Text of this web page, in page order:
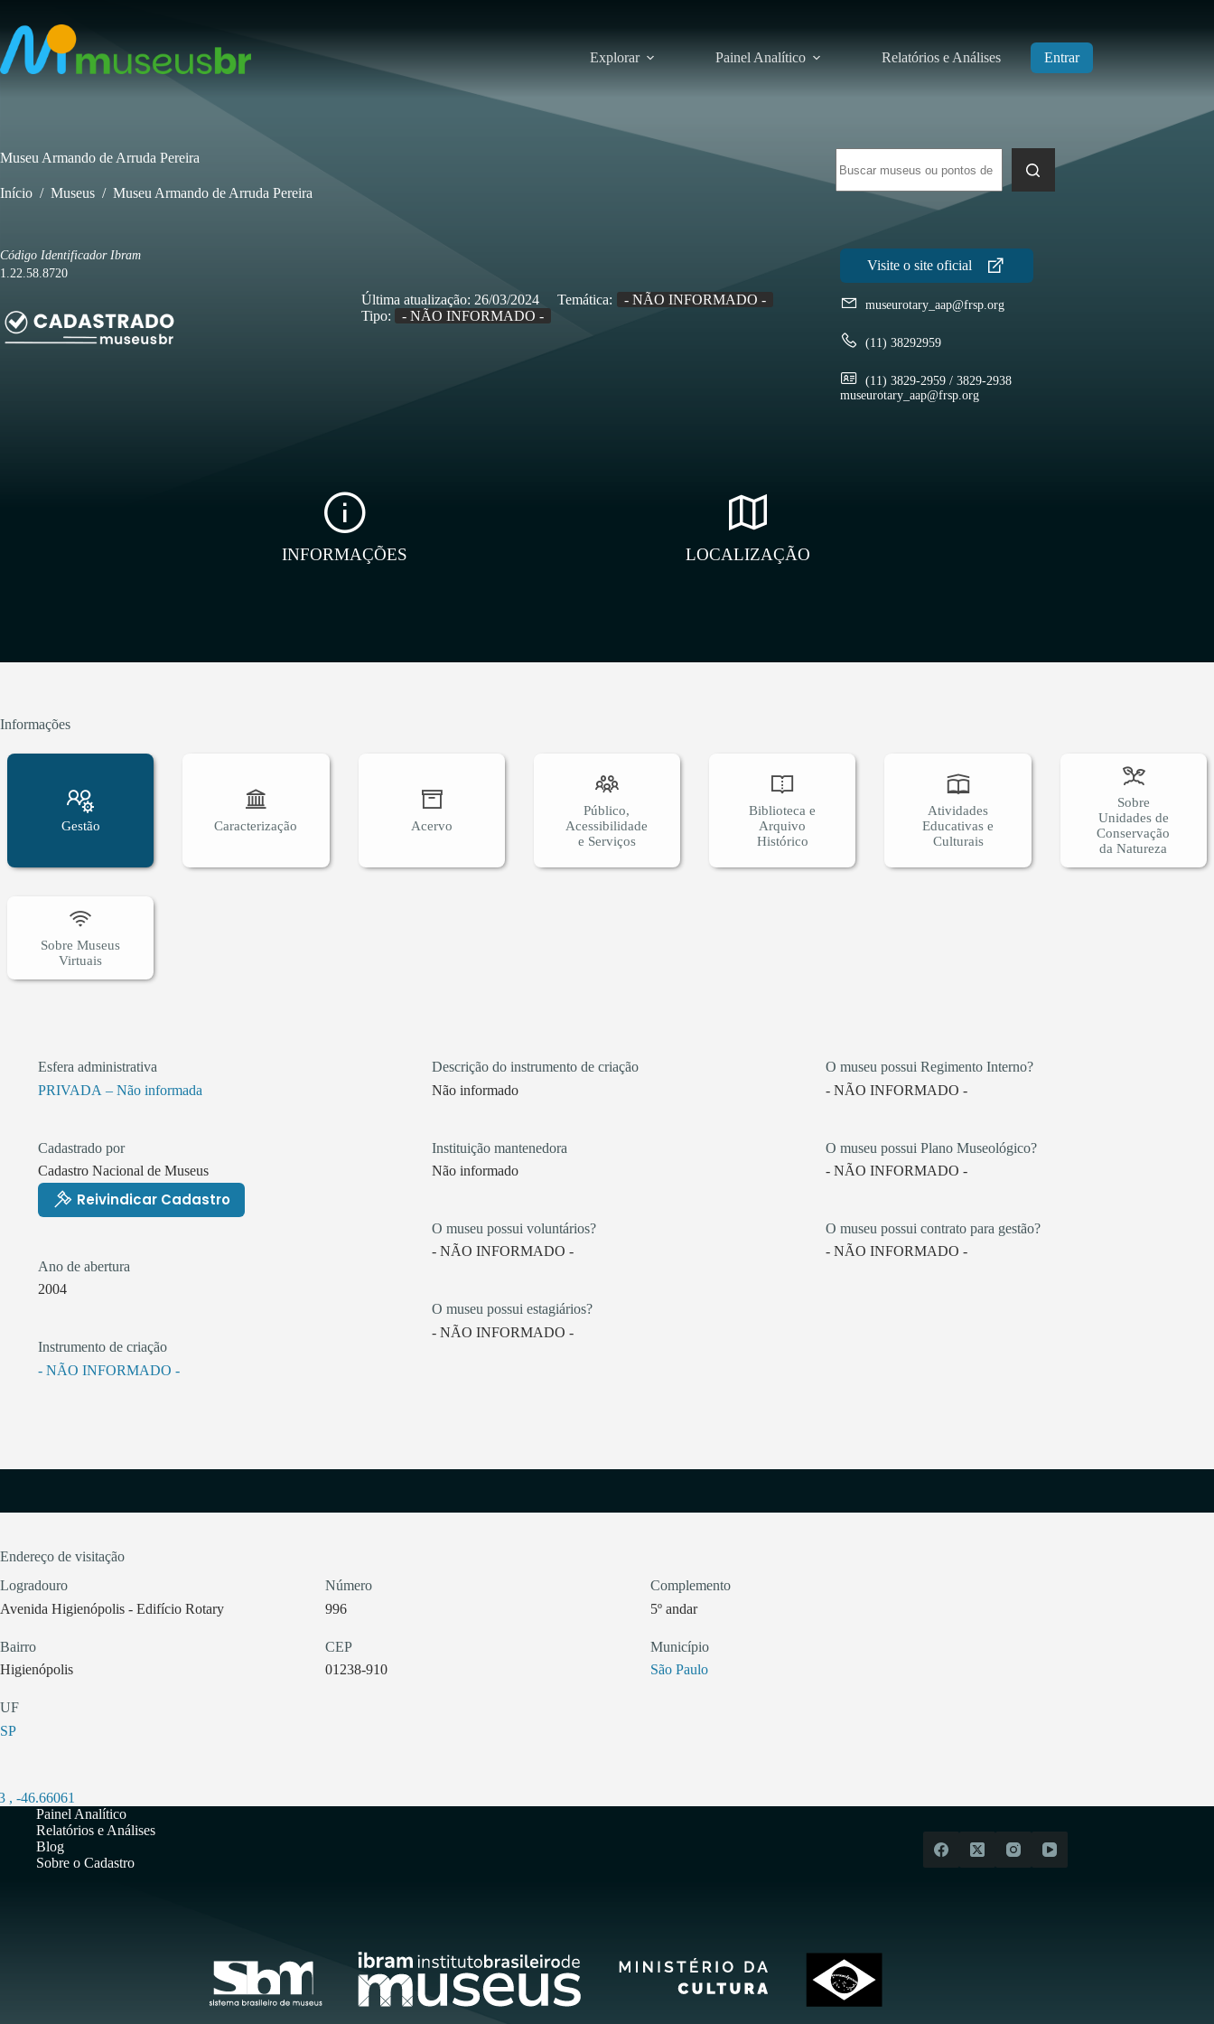
para
conteúdo
Explorar Painel Analítico Relatórios e Análises Entrar
resultados
Museu Armando de Arruda Pereira
Início / Museus / Museu Armando de Arruda Pereira
Código Identificador Ibram
1.22.58.8720
museurotary_aap@frsp.org
(11) 38292959
(11) 3829-2959 / 3829-2938
museurotary_aap@frsp.org
Última atualização: 26/03/2024 Temática:
- NÃO INFORMADO -
Tipo:
- NÃO INFORMADO -
INFORMAÇÕES LOCALIZAÇÃO
Informações
Gestão
Esfera administrativa
PRIVADA – Não informada
Cadastrado por
Cadastro Nacional de Museus
Reivindicar Cadastro
Ano de abertura
2004
Instrumento de criação
- NÃO INFORMADO -
Descrição do instrumento de criação
Não informado
Instituição mantenedora
Não informado
O museu possui voluntários?
- NÃO INFORMADO -
O museu possui estagiários?
- NÃO INFORMADO -
O museu possui Regimento Interno?
- NÃO INFORMADO -
O museu possui Plano Museológico?
- NÃO INFORMADO -
O museu possui contrato para gestão?
- NÃO INFORMADO -
Caracterização Acervo
Público,
Acessibilidade
e Serviços
Biblioteca e
Arquivo
Histórico
Atividades
Educativas e
Culturais
Sobre
Unidades de
Conservação
da Natureza
Sobre Museus
Virtuais
Endereço de visitação
Logradouro
Avenida Higienópolis - Edifício Rotary
Número
996
Complemento
5º andar
Bairro
Higienópolis
CEP
01238-910
Município
São Paulo
UF
SP
, -46.66061
Painel Analítico
Relatórios e Análises
Blog
Sobre o Cadastro